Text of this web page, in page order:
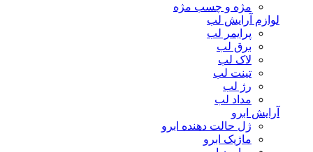
مژه و چسب مژه
لوازم آرایش لب
پرایمر لب
برق لب
لاک لب
تینت لب
رژ لب
مداد لب
آرایش ابرو
ژل حالت دهنده ابرو
ماژیک ابرو